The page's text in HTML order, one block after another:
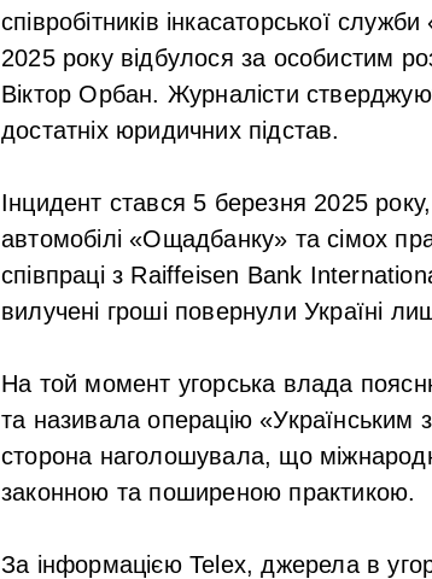
співробітників інкасаторської
2025 року відбулося за особистим
Віктор Орбан. Журналісти
достатніх юридичних підстав.
Інцидент стався 5 березня 2025
автомобілі «Ощадбанку» та сімох
співпраці з Raiffeisen Bank
вилучені гроші повернули Україні
На той момент угорська влада
та називала операцію «Українським
сторона наголошувала, що
законною та поширеною практикою.
За інформацією Telex, джерела в